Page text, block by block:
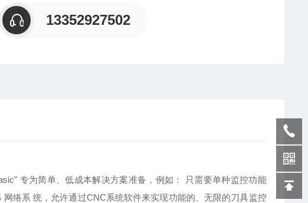
13352927502
专为简单、低成本解决方案准备，例如： 只需要单种监控功能
络系 统，允许通过CNC系统软件来实现功能的、无限的刀具监控